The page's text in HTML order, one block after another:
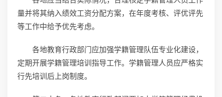
量并将其纳入绩效工资分配方案，在年度考核、评优评先
等工作中给予优先考虑。
各地教育行政部门应加强学籍管理队伍专业化建设，
定期开展学籍管理培训指导工作。学籍管理人员应严格实
行先培训后上岗制度。